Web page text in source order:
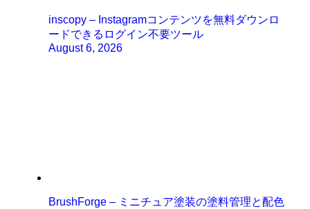
inscopy – Instagramコンテンツを無料ダウンロ
ードできるログイン不要ツール
August 6, 2026
BrushForge – ミニチュア塗装の塗料管理と配色